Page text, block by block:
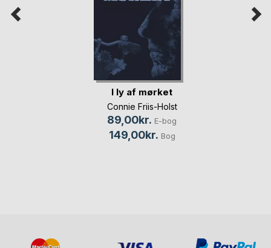
I ly af mørket
Connie Friis-Holst
89,00kr. E-bog
149,00kr. Bog